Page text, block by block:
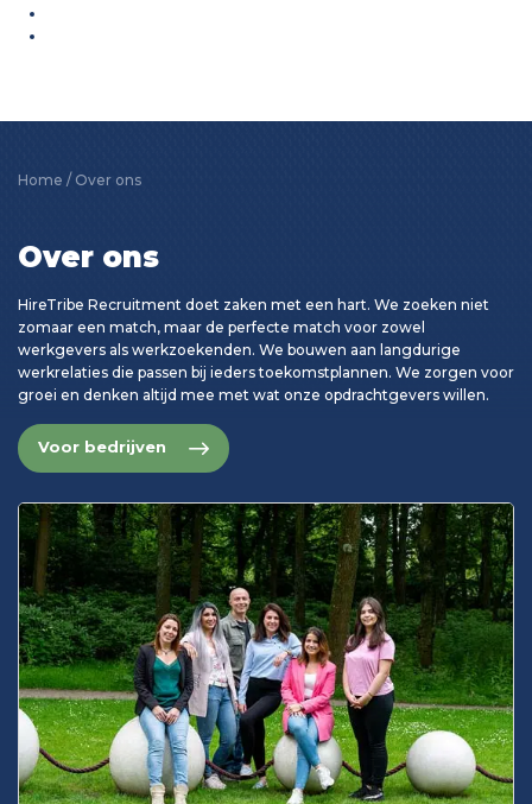
Home / Over ons
Over ons
HireTribe Recruitment doet zaken met een hart. We zoeken niet
zomaar een match, maar de perfecte match voor zowel
werkgevers als werkzoekenden. We bouwen aan langdurige
werkrelaties die passen bij ieders toekomstplannen. We zorgen voor
groei en denken altijd mee met wat onze opdrachtgevers willen.
Voor bedrijven